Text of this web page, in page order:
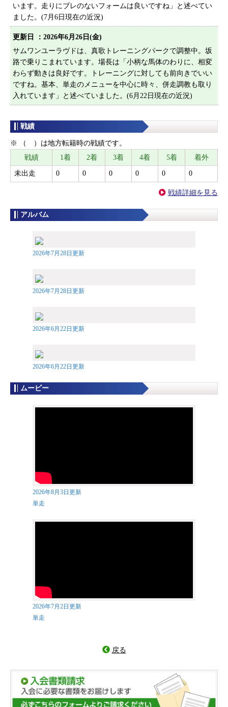
います。走りにブレのないフォームは良いですね」と述べてい
ました。(7月6日現在の近況)
更新日 ： 2026年6月26日(金)
サムワンユーラヴドは、真歌トレーニングパークで調整中。坂
路で乗りこまれています。場長は「小柄な馬体のわりに、相変
わらず動きは良好です。トレーニングに対しても前向きでいい
ですね。基本、単走のメニューを中心に時々、併走調教も取り
入れています」と述べていました。(6月22日現在の近況)
戦績
※ （ ）は地方転籍時の戦績です。
戦績
1着 2着 3着 4着 5着 着外
未出走 0 0 0 0 0 0
戦績詳細を見る
アルバム
2026年7月28日更新
2026年7月28日更新
2026年6月22日更新
2026年6月22日更新
ムービー
2026年8月3日更新
単走
2026年7月2日更新
単走
戻る